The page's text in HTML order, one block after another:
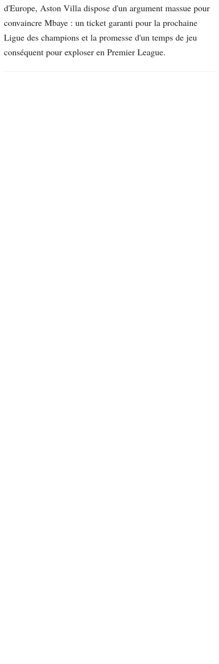
d'Europe, Aston Villa dispose d'un argument massue pour
convaincre Mbaye : un ticket garanti pour la prochaine
Ligue des champions et la promesse d'un temps de jeu
conséquent pour exploser en Premier League.